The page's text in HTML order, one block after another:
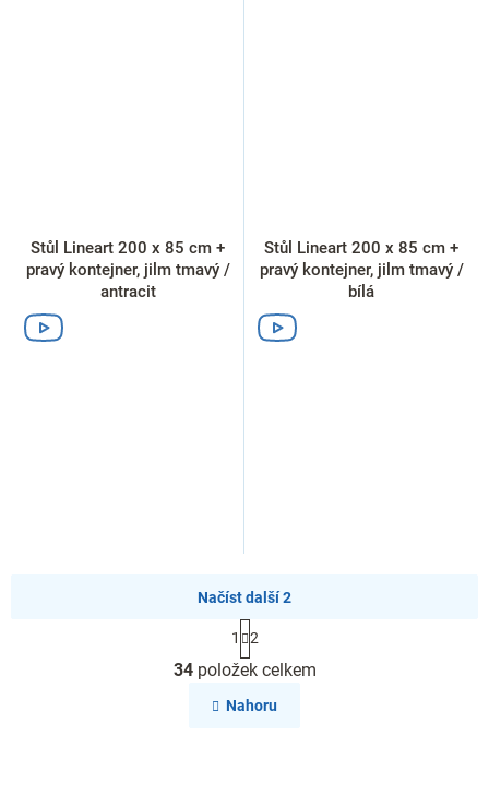
Stůl Lineart 200 x 85 cm +
pravý kontejner, jilm tmavý /
antracit
Stůl Lineart 200 x 85 cm +
pravý kontejner, jilm tmavý /
bílá
O
v
l
Načíst další 2
S
t
r
á
n
1 2
34položek celkem
Nahoru